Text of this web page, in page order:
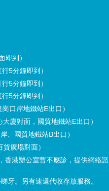
即到）
5分鐘即到）
5分鐘即到）
5分鐘即到）
口岸地鐵站E出口）
廈對面，國貿地鐵站E出口）
、國貿地鐵站B出口）
廣場對面）
香港辦公室暫不應診，提供網絡諮
牙。另有速遞代收存放服務。